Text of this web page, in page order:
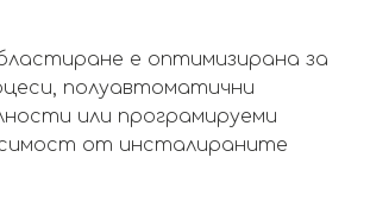
е оптимизирана за
полуавтоматични
или програмируеми
от инсталираните